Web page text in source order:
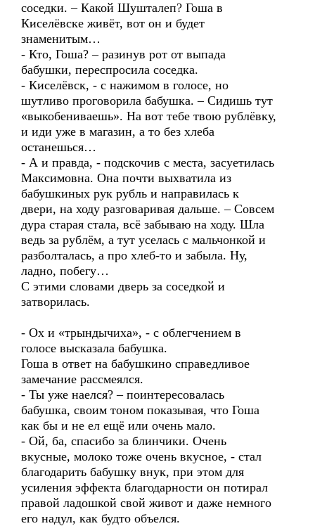
соседки. – Какой Шушталеп? Гоша в
Киселёвске живёт, вот он и будет
знаменитым…
- Кто, Гоша? – разинув рот от выпада
бабушки, переспросила соседка.
- Киселёвск, - с нажимом в голосе, но
шутливо проговорила бабушка. – Сидишь тут
«выкобениваешь». На вот тебе твою рублёвку,
и иди уже в магазин, а то без хлеба
останешься…
- А и правда, - подскочив с места, засуетилась
Максимовна. Она почти выхватила из
бабушкиных рук рубль и направилась к
двери, на ходу разговаривая дальше. – Совсем
дура старая стала, всё забываю на ходу. Шла
ведь за рублём, а тут уселась с мальчонкой и
разболталась, а про хлеб-то и забыла. Ну,
ладно, побегу…
С этими словами дверь за соседкой и
затворилась.
- Ох и «трындычиха», - с облегчением в
голосе высказала бабушка.
Гоша в ответ на бабушкино справедливое
замечание рассмеялся.
- Ты уже наелся? – поинтересовалась
бабушка, своим тоном показывая, что Гоша
как бы и не ел ещё или очень мало.
- Ой, ба, спасибо за блинчики. Очень
вкусные, молоко тоже очень вкусное, - стал
благодарить бабушку внук, при этом для
усиления эффекта благодарности он потирал
правой ладошкой свой живот и даже немного
его надул, как будто объелся.